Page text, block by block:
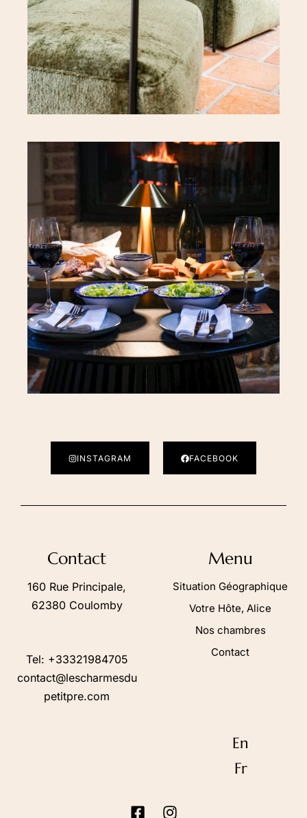
INSTAGRAM FACEBOOK
Contact
160 Rue Principale,
62380 Coulomby
Tel: +33321984705
contact@lescharmesdu
petitpre.com
Menu
Situation Géographique
Votre Hôte, Alice
Nos chambres
Contact
En
Fr
Suivez-nous sur :